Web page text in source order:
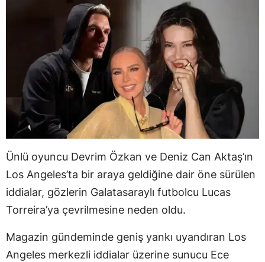
Ünlü oyuncu Devrim Özkan ve Deniz Can Aktaş’ın
Los Angeles’ta bir araya geldiğine dair öne sürülen
iddialar, gözlerin Galatasaraylı futbolcu Lucas
Torreira’ya çevrilmesine neden oldu.
Magazin gündeminde geniş yankı uyandıran Los
Angeles merkezli iddialar üzerine sunucu Ece